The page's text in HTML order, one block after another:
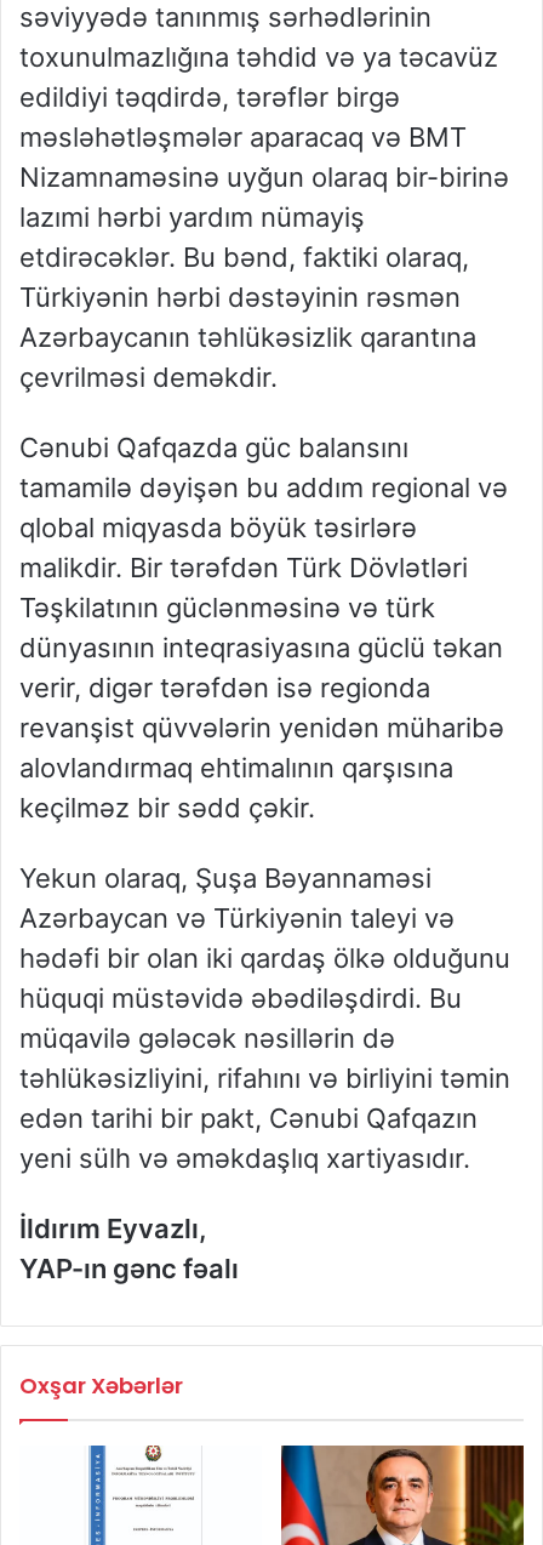
səviyyədə tanınmış sərhədlərinin
toxunulmazlığına təhdid və ya təcavüz
edildiyi təqdirdə, tərəflər birgə
məsləhətləşmələr aparacaq və BMT
Nizamnaməsinə uyğun olaraq bir-birinə
lazımi hərbi yardım nümayiş
etdirəcəklər. Bu bənd, faktiki olaraq,
Türkiyənin hərbi dəstəyinin rəsmən
Azərbaycanın təhlükəsizlik qarantına
çevrilməsi deməkdir.
Cənubi Qafqazda güc balansını
tamamilə dəyişən bu addım regional və
qlobal miqyasda böyük təsirlərə
malikdir. Bir tərəfdən Türk Dövlətləri
Təşkilatının güclənməsinə və türk
dünyasının inteqrasiyasına güclü təkan
verir, digər tərəfdən isə regionda
revanşist qüvvələrin yenidən müharibə
alovlandırmaq ehtimalının qarşısına
keçilməz bir sədd çəkir.
Yekun olaraq, Şuşa Bəyannaməsi
Azərbaycan və Türkiyənin taleyi və
hədəfi bir olan iki qardaş ölkə olduğunu
hüquqi müstəvidə əbədiləşdirdi. Bu
müqavilə gələcək nəsillərin də
təhlükəsizliyini, rifahını və birliyini təmin
edən tarihi bir pakt, Cənubi Qafqazın
yeni sülh və əməkdaşlıq xartiyasıdır.
İldırım Eyvazlı,
YAP-ın gənc fəalı
Oxşar Xəbərlər